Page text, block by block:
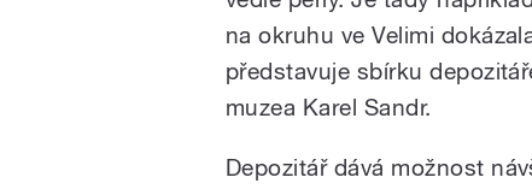
na okruhu ve Velimi
představuje sbírku
muzea Karel Sandr.
Depozitář dává možnost